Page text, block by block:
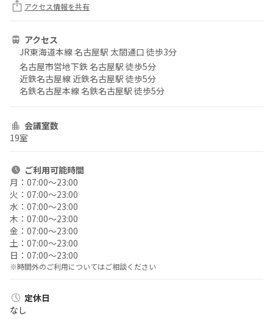
アクセス情報を共有
アクセス
JR東海道本線 名古屋駅 太閤通口 徒歩3分
名古屋市営地下鉄 名古屋駅 徒歩5分
近鉄名古屋線 近鉄名古屋駅 徒歩5分
名鉄名古屋本線 名鉄名古屋駅 徒歩5分
会議室数
19室
ご利用可能時間
月： 07:00〜23:00
火： 07:00〜23:00
水： 07:00〜23:00
木： 07:00〜23:00
金： 07:00〜23:00
土： 07:00〜23:00
日： 07:00〜23:00
※時間外のご利用についてはご相談ください
定休日
なし